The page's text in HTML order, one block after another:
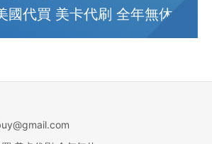
國代買 美卡代刷 全年無休